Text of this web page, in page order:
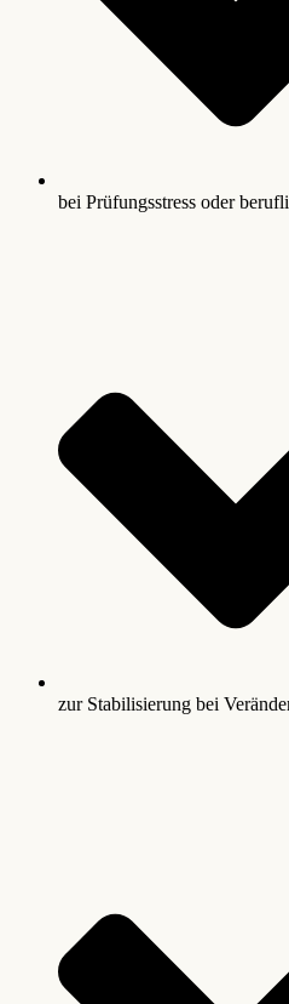
bei Prüfungsstress oder
zur Stabilisierung bei